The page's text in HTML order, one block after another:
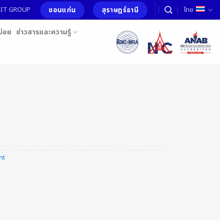
GROUP ขอนแก่น สุราษฎร์ธานี ไทย
อย ข่าวสารและความรู้